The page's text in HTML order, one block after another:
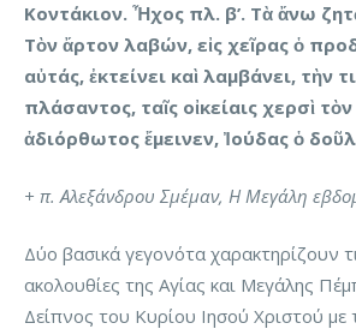
Κοντάκιον. Ἦχος πλ. β’. Τὰ ἄνω
Τὸν ἄρτον λαβών, εἰς χεῖρας ὁ
αὐτάς, ἐκτείνει καὶ λαμβάνει, τὴν
πλάσαντος, ταῖς οἰκείαις χερσὶ
ἀδιόρθωτος ἔμεινεν, Ἰούδας ὁ
+ π. Αλεξάνδρου Σμέμαν, Η Μεγάλη
Δύο βασικά γεγονότα χαρακτηρίζουν
ακολουθίες της Αγίας και Μεγάλης
Δείπνος του Κυρίου Ιησού Χριστού